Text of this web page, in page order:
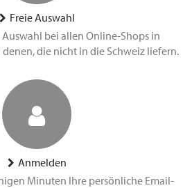
Freie Auswahl
Auswahl bei allen Online-Shops in
die nicht in die Schweiz liefern.
Anmelden
Minuten Ihre persönliche Email-